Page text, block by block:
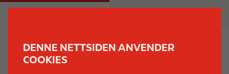
DENNE NETTSIDEN ANVENDER
COOKIES
M